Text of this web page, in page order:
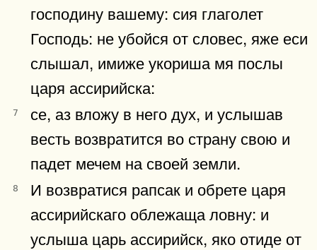
господину вашему: сия глаголет
Господь: не убойся от словес, яже еси
слышал, имиже укориша мя послы
царя ассирийска:
7
се, аз вложу в него дух, и услышав
весть возвратится во страну свою и
падет мечем на своей земли.
8
И возвратися рапсак и обрете царя
ассирийскаго облежаща ловну: и
услыша царь ассирийск, яко отиде от